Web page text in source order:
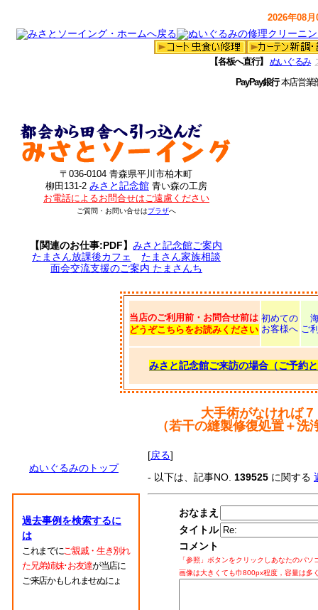
2026年08
【各板へ直行】 ぬいぐるみ
PayPay銀行本店営
〒036-0104 青森県平川市柏木町
柳田131-2 みさと記念館 青い森の工房
お電話によるお問合せはご遠慮ください
ご質問・お問い合せはプラザへ
【関連のお仕事:PDF】みさと記念館ご案内
たまさん放課後カフェ
たまさん家族相談
面会交流支援のご案内 たまさんち
当店のご利用前・お問合せ前は
どうぞこちらをお読みください
初めての
お客様へ ご
みさと記念館ご来訪の場合（ご予約
大手術がなければ
（若干の縫製修復処置＋
ぬいぐるみのトップ
過去事例を検索するに
は
これまでにご親戚・生き別れ
た兄弟姉妹･お友達が当店に
ご来店かもしれませぬにょ
[戻る]
- 以下は、記事NO. 139525 に関する
おなまえ
タイトル
コメント
「参照」ボタンをクリックしあなたのパ
画像は大きくても巾800px程度，容量は多